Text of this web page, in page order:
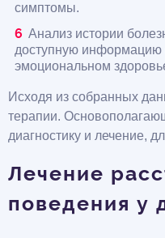
симптомы.
Анализ истории
доступную информацию
эмоциональном
Исходя из собранных
терапии.
диагностику и лечение,
Лечение
поведения у